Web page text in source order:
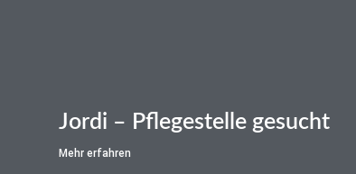
Jordi – Pflegestelle gesucht
Mehr erfahren